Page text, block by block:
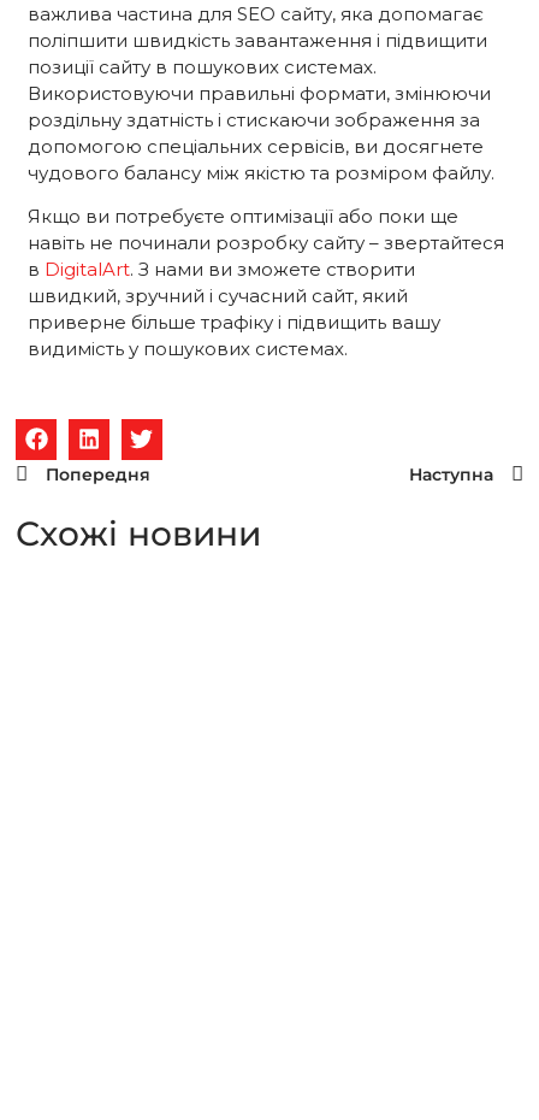
важлива частина для SEO сайту, яка допомагає
поліпшити швидкість завантаження і підвищити
позиції сайту в пошукових системах.
Використовуючи правильні формати, змінюючи
роздільну здатність і стискаючи зображення за
допомогою спеціальних сервісів, ви досягнете
чудового балансу між якістю та розміром файлу.
Якщо ви потребуєте оптимізації або поки ще
навіть не починали розробку сайту – звертайтеся
в DigitalArt. З нами ви зможете створити
швидкий, зручний і сучасний сайт, який
приверне більше трафіку і підвищить вашу
видимість у пошукових системах.
Попередня Наступна
Схожi новини